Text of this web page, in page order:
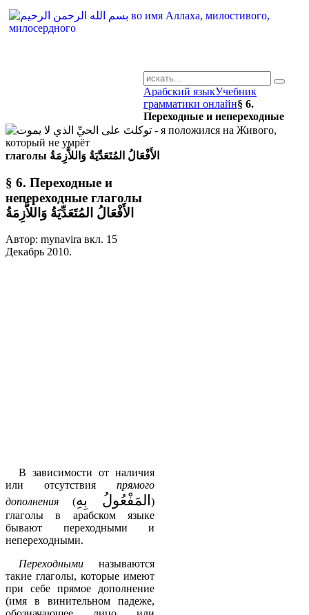
Арабский языкУчебник
грамматики онлайн§ 6.
Переходные и непереходные
глаголы الأَفْعَالُ المُتَعَدِّيَةُ وَاللاَّزِمَةُ
§ 6. Переходные и
непереходные глаголы
الأَفْعَالُ المُتَعَدِّيَةُ وَاللاَّزِمَةُ
Автор: mynavira вкл. 15
Декабрь 2010.
В зависимости от наличия
или отсутствия прямого
дополнения (المَفْعُولُ بِهِ )
глаголы в арабском языке
бывают переходными и
непереходными.
Переходныминазываются
такие глаголы, которые имеют
при себе прямое дополнение
(имя в винительном падеже,